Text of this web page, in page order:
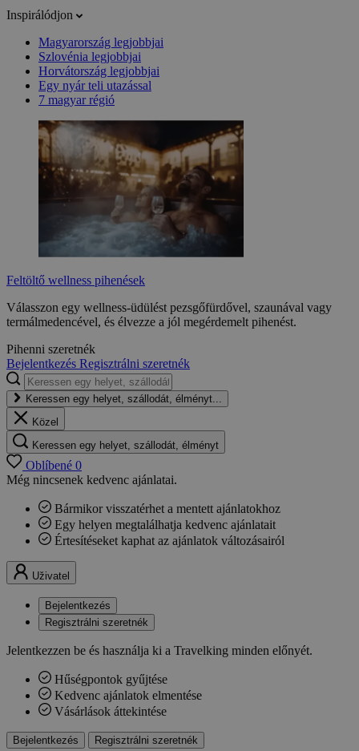
Inspirálódjon
Magyarország legjobbjai
Szlovénia legjobbjai
Horvátország legjobbjai
Egy nyár teli utazással
7 magyar régió
Feltöltő wellness pihenések
Válasszon egy wellness-üdülést pezsgőfürdővel, szaunával vagy
termálmedencével, és élvezze a jól megérdemelt pihenést.
Pihenni szeretnék
Bejelentkezés Regisztrálni szeretnék
Keressen egy helyet, szállodát, élményt...
Közel
Keressen egy helyet, szállodát, élményt
Oblíbené 0
Még nincsenek kedvenc ajánlatai.
Bármikor visszatérhet a mentett ajánlatokhoz
Egy helyen megtalálhatja kedvenc ajánlatait
Értesítéseket kaphat az ajánlatok változásairól
Uživatel
Bejelentkezés
Regisztrálni szeretnék
Jelentkezzen be és használja ki a Travelking minden előnyét.
Hűségpontok gyűjtése
Kedvenc ajánlatok elmentése
Vásárlások áttekintése
Bejelentkezés Regisztrálni szeretnék